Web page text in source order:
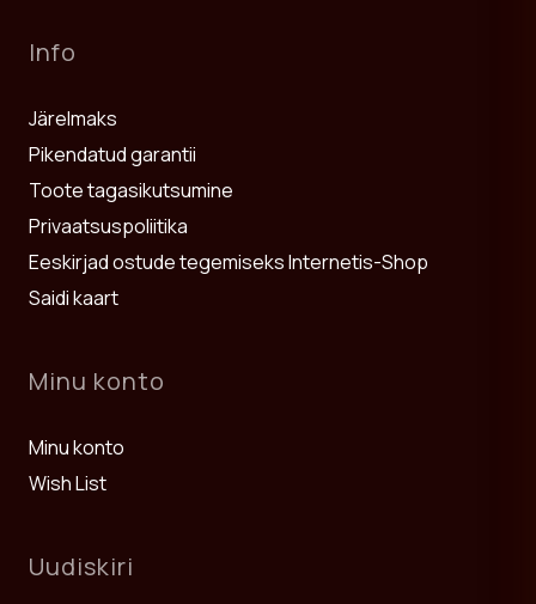
Info
Järelmaks
Pikendatud garantii
Toote tagasikutsumine
Privaatsuspoliitika
Eeskirjad ostude tegemiseks Internetis-Shop
Saidi kaart
Minu konto
Minu konto
Wish List
Uudiskiri